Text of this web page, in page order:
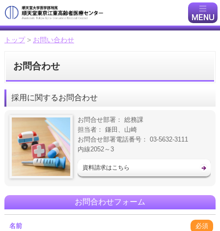
トップ > お問い合わせ
お問合わせ
採用に関するお問合わせ
お問合せ部署： 総務課
担当者： 鎌田、山崎
お問合せ部署電話番号： 03-5632-3111
内線2052～3
資料請求はこちら
お問合わせフォーム
名前
必須